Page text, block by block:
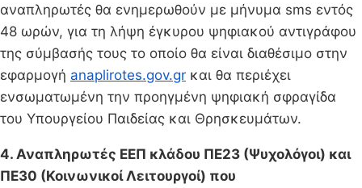
αναπληρωτές θα ενημερωθούν με μήνυμα sms εντός
48 ωρών, για τη λήψη έγκυρου ψηφιακού αντιγράφου
της σύμβασής τους το οποίο θα είναι διαθέσιμο στην
εφαρμογή anaplirotes.gov.gr και θα περιέχει
ενσωματωμένη την προηγμένη ψηφιακή σφραγίδα
του Υπουργείου Παιδείας και Θρησκευμάτων.
4. Αναπληρωτές ΕΕΠ κλάδου ΠΕ23 (Ψυχολόγοι) και
ΠΕ30 (Κοινωνικοί Λειτουργοί) που